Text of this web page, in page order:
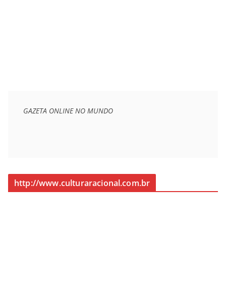
GAZETA ONLINE NO MUNDO
http://www.culturaracional.com.br